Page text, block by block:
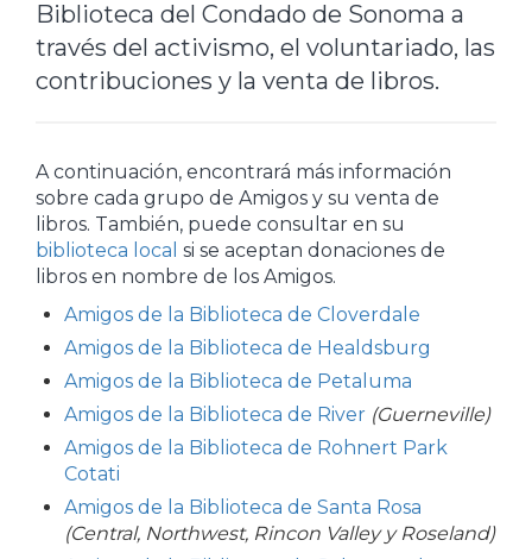
Biblioteca del Condado de Sonoma a
través del activismo, el voluntariado, las
contribuciones y la venta de libros.
A continuación, encontrará más información
sobre cada grupo de Amigos y su venta de
libros. También, puede consultar en su
biblioteca local si se aceptan donaciones de
libros en nombre de los Amigos.
Amigos de la Biblioteca de Cloverdale
Amigos de la Biblioteca de Healdsburg
Amigos de la Biblioteca de Petaluma
Amigos de la Biblioteca de River (Guerneville)
Amigos de la Biblioteca de Rohnert Park
Cotati
Amigos de la Biblioteca de Santa Rosa
(Central, Northwest, Rincon Valley y Roseland)